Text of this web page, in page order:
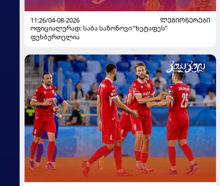
11:26/04-08-2026
ᲚᲔᲒᲘᲝᲜᲔᲠᲔᲑᲘ
ოფიციალურად: საბა საზონოვი “ხეტაფეს”
ფეხბურთელია